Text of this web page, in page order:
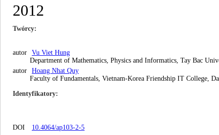
2012
Twórcy
autor
Vu Viet Hung
Department of Mathematics, Physics and Informatics, Tay Bac
autor
Hoang Nhat Quy
Faculty of Fundamentals, Vietnam-Korea Friendship IT College,
Identyfikatory
DOI 10.4064/ap103-2-5